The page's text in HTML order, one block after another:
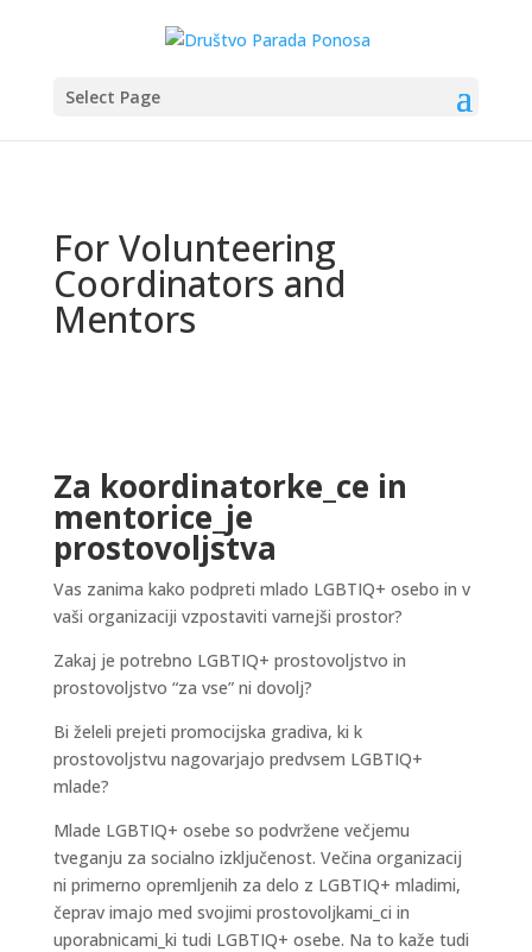
Select Page
For Volunteering
Coordinators and
Mentors
Za koordinatorke_ce in
mentorice_je
prostovoljstva
Vas zanima kako podpreti mlado LGBTIQ+ osebo in v
vaši organizaciji vzpostaviti varnejši prostor?
Zakaj je potrebno LGBTIQ+ prostovoljstvo in
prostovoljstvo “za vse” ni dovolj?
Bi želeli prejeti promocijska gradiva, ki k
prostovoljstvu nagovarjajo predvsem LGBTIQ+
mlade?
Mlade LGBTIQ+ osebe so podvržene večjemu
tveganju za socialno izključenost. Večina organizacij
ni primerno opremljenih za delo z LGBTIQ+ mladimi,
čeprav imajo med svojimi prostovoljkami_ci in
uporabnicami_ki tudi LGBTIQ+ osebe. Na to kaže tudi